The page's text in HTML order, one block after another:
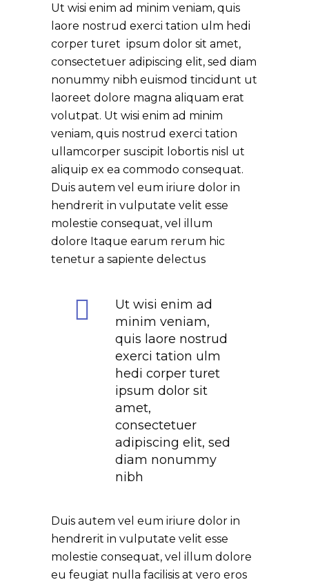
Ut wisi enim ad minim veniam, quis
laore nostrud exerci tation ulm hedi
corper turet ipsum dolor sit amet,
consectetuer adipiscing elit, sed diam
nonummy nibh euismod tincidunt ut
laoreet dolore magna aliquam erat
volutpat. Ut wisi enim ad minim
veniam, quis nostrud exerci tation
ullamcorper suscipit lobortis nisl ut
aliquip ex ea commodo consequat.
Duis autem vel eum iriure dolor in
hendrerit in vulputate velit esse
molestie consequat, vel illum
dolore Itaque earum rerum hic
tenetur a sapiente delectus
Ut wisi enim ad
minim veniam,
quis laore nostrud
exerci tation ulm
hedi corper turet
ipsum dolor sit
amet,
consectetuer
adipiscing elit, sed
diam nonummy
nibh
Duis autem vel eum iriure dolor in
hendrerit in vulputate velit esse
molestie consequat, vel illum dolore
eu feugiat nulla facilisis at vero eros